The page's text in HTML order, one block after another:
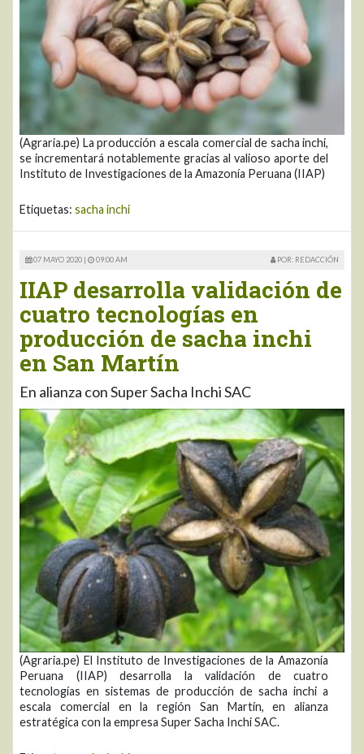
(Agraria.pe) La producción a escala comercial de sacha inchi,
se incrementará notablemente gracias al valioso aporte del
Instituto de Investigaciones de la Amazonía Peruana (IIAP)
Etiquetas: sacha inchi
07 MAYO 2020 | 09:00 AM POR: REDACCIÓN
IIAP desarrolla validación de
cuatro tecnologías en
producción de sacha inchi
en San Martín
En alianza con Super Sacha Inchi SAC
(Agraria.pe) El Instituto de Investigaciones de la Amazonía
Peruana (IIAP) desarrolla la validación de cuatro
tecnologías en sistemas de producción de sacha inchi a
escala comercial en la región San Martín, en alianza
estratégica con la empresa Super Sacha Inchi SAC.